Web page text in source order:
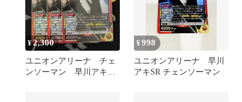
¥2,300
ユニオンアリーナ チェ
ンソーマン 早川アキ
¥998
ユニオンアリーナ 早川
アキSR チェンソーマン